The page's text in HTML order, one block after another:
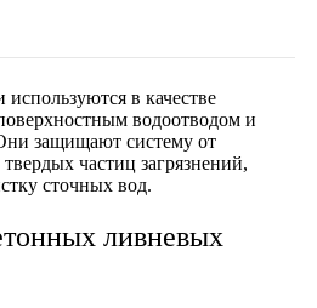
используются в качестве
водоотводом и
защищают систему от
частиц загрязнений,
сточных вод.
ливневых